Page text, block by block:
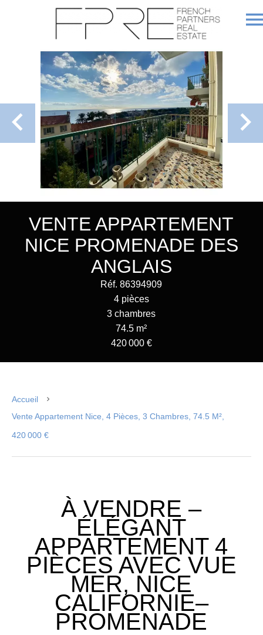
VENTE APPARTEMENT
NICE PROMENADE DES
ANGLAIS
Réf. 86394909
4 pièces
3 chambres
74.5 m²
420 000 €
Accueil
Vente Appartement Nice, 4 Pièces, 3 Chambres, 74.5 M²,
420 000 €
À VENDRE –
ÉLÉGANT
APPARTEMENT 4
PIÈCES AVEC VUE
MER, NICE
CALIFORNIE–
PROMENADE